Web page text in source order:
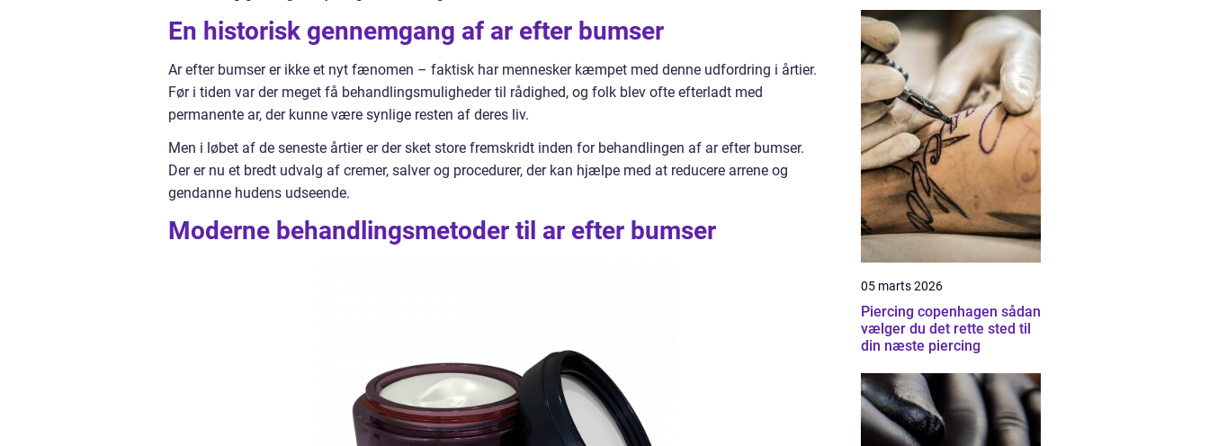
En historisk gennemgang af ar efter bumser
Ar efter bumser er ikke et nyt fænomen – faktisk har mennesker kæmpet med denne udfordring i årtier.
Før i tiden var der meget få behandlingsmuligheder til rådighed, og folk blev ofte efterladt med
permanente ar, der kunne være synlige resten af deres liv.
Men i løbet af de seneste årtier er der sket store fremskridt inden for behandlingen af ar efter bumser.
Der er nu et bredt udvalg af cremer, salver og procedurer, der kan hjælpe med at reducere arrene og
gendanne hudens udseende.
Moderne behandlingsmetoder til ar efter bumser
05 marts 2026
Piercing copenhagen sådan
vælger du det rette sted til
din næste piercing